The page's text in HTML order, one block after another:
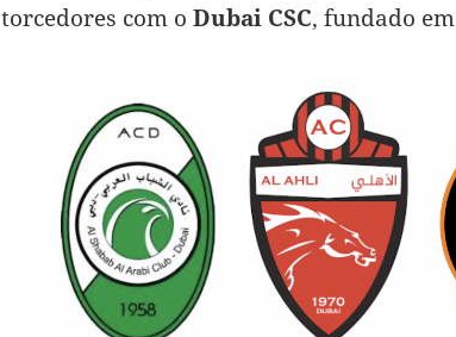
torcedores com o Dubai CSC, fundado em